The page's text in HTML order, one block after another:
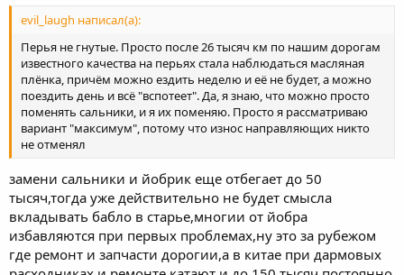
evil_laugh написал(а):
Перья не гнутые. Просто после 26 тысяч км по нашим дорогам
известного качества на перьях стала наблюдаться масляная
плёнка, причём можно ездить неделю и её не будет, а можно
поездить день и всё "вспотеет". Да, я знаю, что можно просто
поменять сальники, и я их поменяю. Просто я рассматриваю
вариант "максимум", потому что износ направляющих никто
не отменял
замени сальники и йобрик еще отбегает до 50
тысяч,тогда уже действительно не будет смысла
вкладывать бабло в старье,многии от йобра
избавляются при первых проблемах,ну это за рубежом
где ремонт и запчасти дорогии,а в китае при дармовых